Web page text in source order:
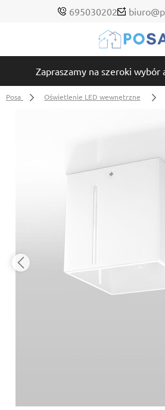
695030202
Zapraszamy na szeroki
Posa Oświetlenie LED wewnętrzne